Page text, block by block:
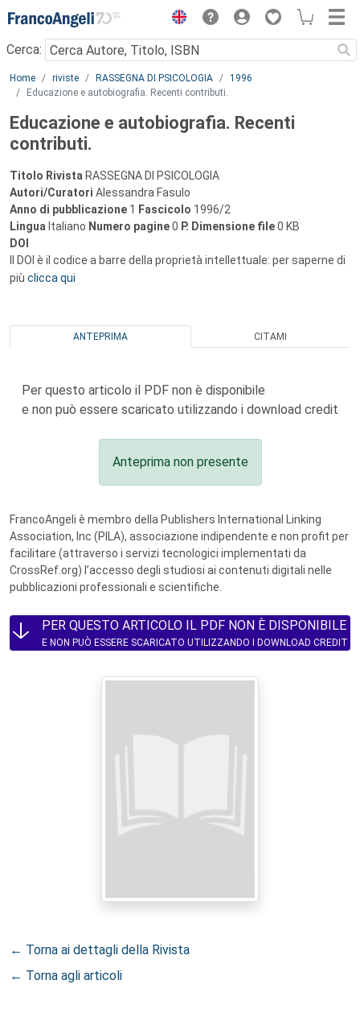
Menu
Cerca:
Main content
Home riviste RASSEGNA DI PSICOLOGIA
1996
Educazione e autobiografia. Recenti contributi.
Educazione e autobiografia. Recenti
contributi.
Titolo Rivista RASSEGNA DI PSICOLOGIA
Autori/Curatori Alessandra Fasulo
Anno di pubblicazione 1 Fascicolo 1996/2
Lingua Italiano Numero pagine0 P. Dimensione file0 KB
DOI
Il DOI è il codice a barre della proprietà intellettuale: per saperne di
più clicca qui
ANTEPRIMA CITAMI
Per questo articolo il PDF non è disponibile
e non può essere scaricato utilizzando i download credit
Anteprima non presente
FrancoAngeli è membro della Publishers International Linking
Association, Inc (PILA), associazione indipendente e non profit per
facilitare (attraverso i servizi tecnologici implementati da
CrossRef.org) l’accesso degli studiosi ai contenuti digitali nelle
pubblicazioni professionali e scientifiche.
PER QUESTO ARTICOLO IL PDF NON È DISPONIBILE
E NON PUÒ ESSERE SCARICATO UTILIZZANDO I DOWNLOAD CREDIT
← Torna ai dettagli della Rivista
← Torna agli articoli